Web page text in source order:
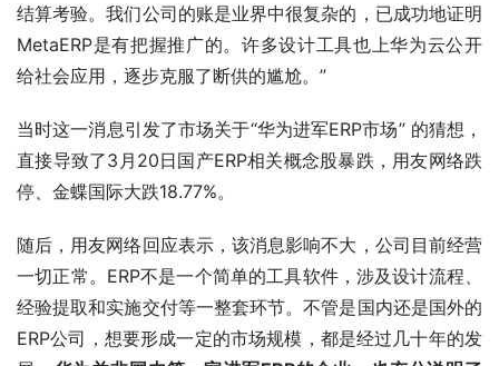
结算考验。我们公司的账是业界中很复杂的，已成功地证明
MetaERP是有把握推广的。许多设计工具也上华为云公开
给社会应用，逐步克服了断供的尴尬。”
当时这一消息引发了市场关于“华为进军ERP市场” 的猜想，
直接导致了3月20日国产ERP相关概念股暴跌，用友网络跌
停、金蝶国际大跌18.77%。
随后，用友网络回应表示，该消息影响不大，公司目前经营
一切正常。ERP不是一个简单的工具软件，涉及设计流程、
经验提取和实施交付等一整套环节。不管是国内还是国外的
ERP公司，想要形成一定的市场规模，都是经过几十年的发